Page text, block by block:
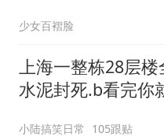
少女百褶脸
上海一整栋28层
水泥封死.b看完你
小陆搞笑日常 105跟贴